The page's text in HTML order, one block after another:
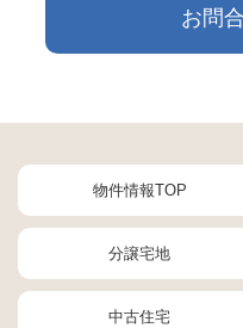
お問
物件情報TOP
分譲宅地
中古住宅